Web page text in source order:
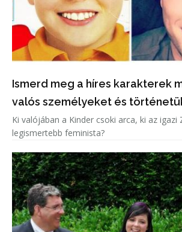
Ismerd meg a híres karakterek
valós személyeket és
Ki valójában a Kinder csoki arca, ki az igazi
legismertebb feminista?